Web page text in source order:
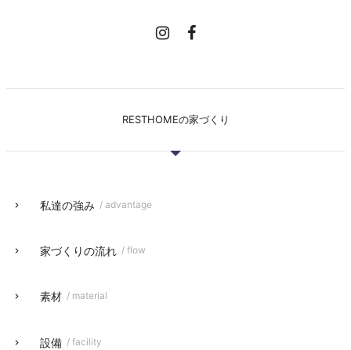
RESTHOMEの家づくり
私達の強み / advantage
家づくりの流れ / flow
素材 / material
設備 / facility